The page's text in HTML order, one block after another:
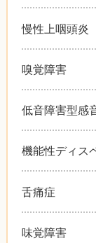
慢性上咽頭炎
嗅覚障害
低音障害型感
機能性ディス
舌痛症
味覚障害